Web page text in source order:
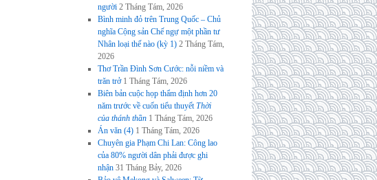
người 2 Tháng Tám, 2026
Bình minh đỏ trên Trung Quốc – Chủ
nghĩa Cộng sản Chế ngự một phần tư
Nhân loại thế nào (kỳ 1) 2 Tháng Tám,
2026
Thơ Trần Đình Sơn Cước: nỗi niềm và
trăn trở 1 Tháng Tám, 2026
Biên bản cuộc họp thẩm định hơn 20
năm trước về cuốn tiểu thuyếtThời
của thánh thần 1 Tháng Tám, 2026
Án văn (4) 1 Tháng Tám, 2026
Chuyên gia Phạm Chi Lan: Công lao
của 80% người dân phải được ghi
nhận 31 Tháng Bảy, 2026